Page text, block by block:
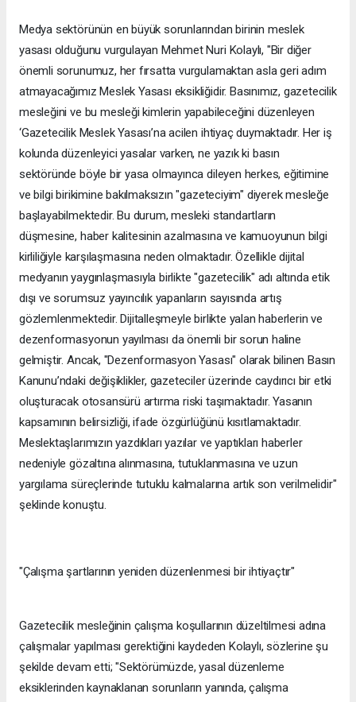
Medya sektörünün en büyük sorunlarından birinin meslek
yasası olduğunu vurgulayan Mehmet Nuri Kolaylı, "Bir diğer
önemli sorunumuz, her fırsatta vurgulamaktan asla geri adım
atmayacağımız Meslek Yasası eksikliğidir. Basınımız, gazetecilik
mesleğini ve bu mesleği kimlerin yapabileceğini düzenleyen
‘Gazetecilik Meslek Yasası’na acilen ihtiyaç duymaktadır. Her iş
kolunda düzenleyici yasalar varken, ne yazık ki basın
sektöründe böyle bir yasa olmayınca dileyen herkes, eğitimine
ve bilgi birikimine bakılmaksızın "gazeteciyim" diyerek mesleğe
başlayabilmektedir. Bu durum, mesleki standartların
düşmesine, haber kalitesinin azalmasına ve kamuoyunun bilgi
kirliliğiyle karşılaşmasına neden olmaktadır. Özellikle dijital
medyanın yaygınlaşmasıyla birlikte "gazetecilik" adı altında etik
dışı ve sorumsuz yayıncılık yapanların sayısında artış
gözlemlenmektedir. Dijitalleşmeyle birlikte yalan haberlerin ve
dezenformasyonun yayılması da önemli bir sorun haline
gelmiştir. Ancak, "Dezenformasyon Yasası" olarak bilinen Basın
Kanunu’ndaki değişiklikler, gazeteciler üzerinde caydırıcı bir etki
oluşturacak otosansürü artırma riski taşımaktadır. Yasanın
kapsamının belirsizliği, ifade özgürlüğünü kısıtlamaktadır.
Meslektaşlarımızın yazdıkları yazılar ve yaptıkları haberler
nedeniyle gözaltına alınmasına, tutuklanmasına ve uzun
yargılama süreçlerinde tutuklu kalmalarına artık son verilmelidir"
şeklinde konuştu.
"Çalışma şartlarının yeniden düzenlenmesi bir ihtiyaçtır"
Gazetecilik mesleğinin çalışma koşullarının düzeltilmesi adına
çalışmalar yapılması gerektiğini kaydeden Kolaylı, sözlerine şu
şekilde devam etti; "Sektörümüzde, yasal düzenleme
eksiklerinden kaynaklanan sorunların yanında, çalışma